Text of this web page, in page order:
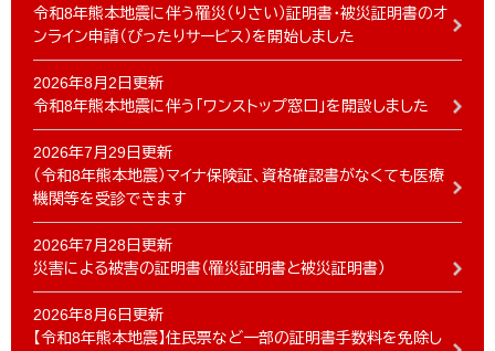
令和8年熊本地震に伴う罹災（りさい）証明書・被災証明書のオ
ンライン申請（ぴったりサービス）を開始しました
2026年8月2日更新
令和8年熊本地震に伴う「ワンストップ窓口」を開設しました
2026年7月29日更新
（令和8年熊本地震）マイナ保険証、資格確認書がなくても医療
機関等を受診できます
2026年7月28日更新
災害による被害の証明書（罹災証明書と被災証明書）
2026年8月6日更新
【令和8年熊本地震】住民票など一部の証明書手数料を免除し